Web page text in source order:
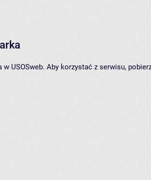
USOSweb. Aby korzystać z serwisu,